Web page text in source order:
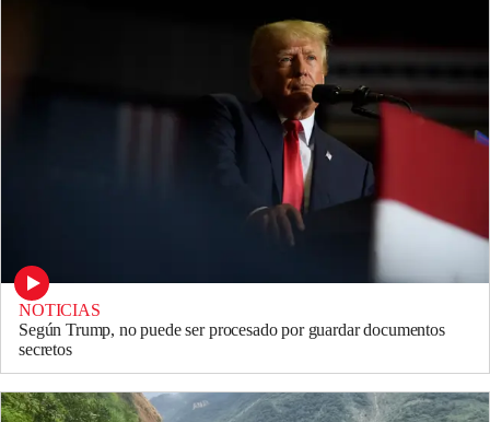
NOTICIAS
Según Trump, no puede ser procesado por guardar documentos
secretos